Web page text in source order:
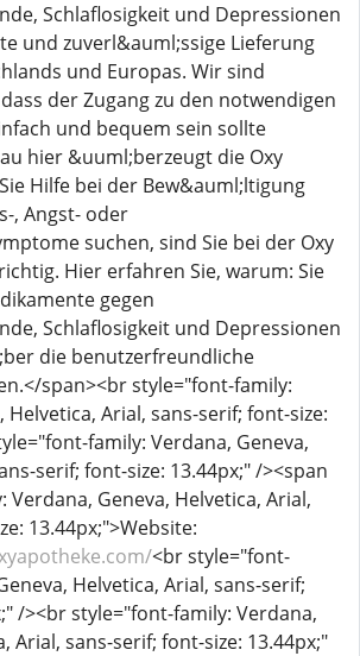
Schlaflosigkeit und Depressionen
und zuverl&auml;ssige Lieferung
und Europas. Wir sind
der Zugang zu den notwendigen
und bequem sein sollte
hier &uuml;berzeugt die Oxy
Hilfe bei der Bew&auml;ltigung
, Angst- oder
suchen, sind Sie bei der Oxy
Hier erfahren Sie, warum: Sie
gegen
Schlaflosigkeit und Depressionen
die benutzerfreundliche
span><br style="font-family:
Helvetica, Arial, sans-serif; font-size:
family: Verdana, Geneva,
serif; font-size: 13.44px;" /><span
Geneva, Helvetica, Arial,
13.44px;">Website:
<br style="font-
Helvetica, Arial, sans-serif;
/><br style="font-family: Verdana,
Arial, sans-serif; font-size: 13.44px;"